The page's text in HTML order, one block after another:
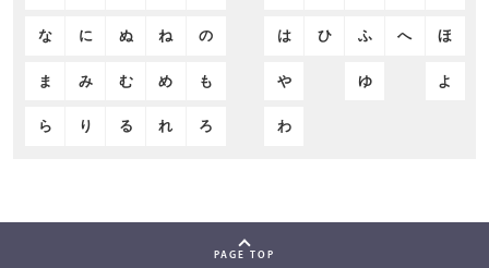
な に ぬ ね の は ひ ふ へ ほ
ま み む め も や ゆ よ
ら り る れ ろ わ
PAGE TOP